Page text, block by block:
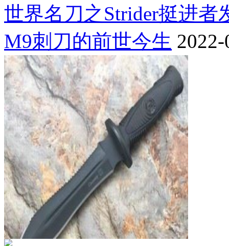
世界名刀之Strider挺进者
M9刺刀的前世今生